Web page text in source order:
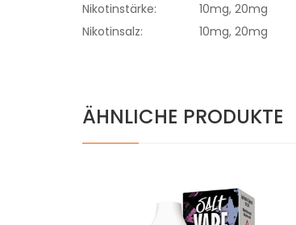
Nikotinstärke:
10mg, 20mg
Nikotinsalz:
10mg, 20mg
ÄHNLICHE PRODUKTE